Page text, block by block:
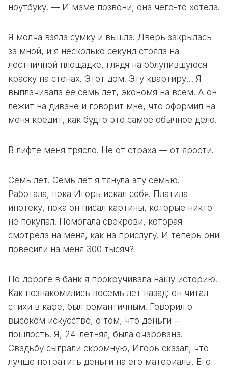
ноутбуку. — И маме позвони, она чего-то хотела.
Я молча взяла сумку и вышла. Дверь закрылась
за мной, и я несколько секунд стояла на
лестничной площадке, глядя на облупившуюся
краску на стенах. Этот дом. Эту квартиру… Я
выплачивала ее семь лет, экономя на всем. А он
лежит на диване и говорит мне, что оформил на
меня кредит, как будто это самое обычное дело.
В лифте меня трясло. Не от страха — от ярости.
Семь лет. Семь лет я тянула эту семью.
Работала, пока Игорь искал себя. Платила
ипотеку, пока он писал картины, которые никто
не покупал. Помогала свекрови, которая
смотрела на меня, как на прислугу. И теперь они
повесили на меня 300 тысяч?
По дороге в банк я прокручивала нашу историю.
Как познакомились восемь лет назад: он читал
стихи в кафе, был романтичным. Говорил о
высоком искусстве, о том, что деньги –
пошлость. Я, 24-летняя, была очарована.
Свадьбу сыграли скромную, Игорь сказал, что
лучше потратить деньги на его материалы. Его